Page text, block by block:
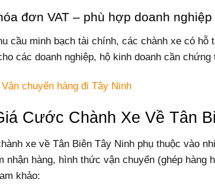
đơn VAT – phù hợp doanh nghiệp
cầu minh bạch tài chính, các chành xe có hỗ
các doanh nghiệp, hộ kinh doanh cần
Vận chuyển hàng đi Tây Ninh
Cước Chành Xe Về Tân
xe về Tân Biên Tây Ninh phụ thuộc vào
nhận hàng, hình thức vận chuyển (ghép hàng
khảo: